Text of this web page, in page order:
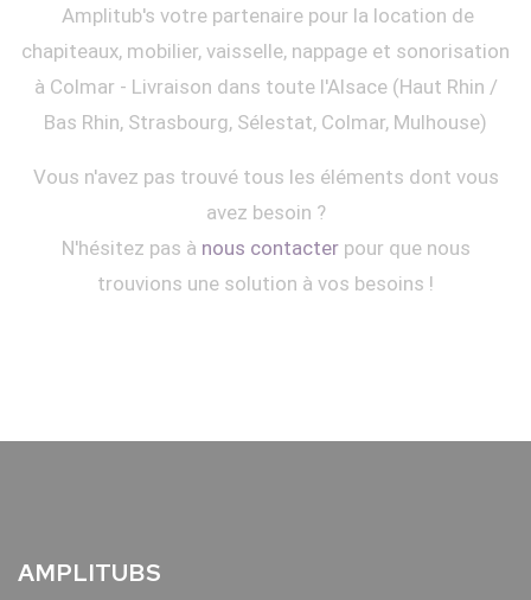
Amplitub's votre partenaire pour la location de
chapiteaux, mobilier, vaisselle, nappage et sonorisation
à Colmar - Livraison dans toute l'Alsace (Haut Rhin /
Bas Rhin, Strasbourg, Sélestat, Colmar, Mulhouse)
Vous n'avez pas trouvé tous les éléments dont vous
avez besoin ?
N'hésitez pas à nous contacterpour que nous
trouvions une solution à vos besoins !
AMPLITUBS